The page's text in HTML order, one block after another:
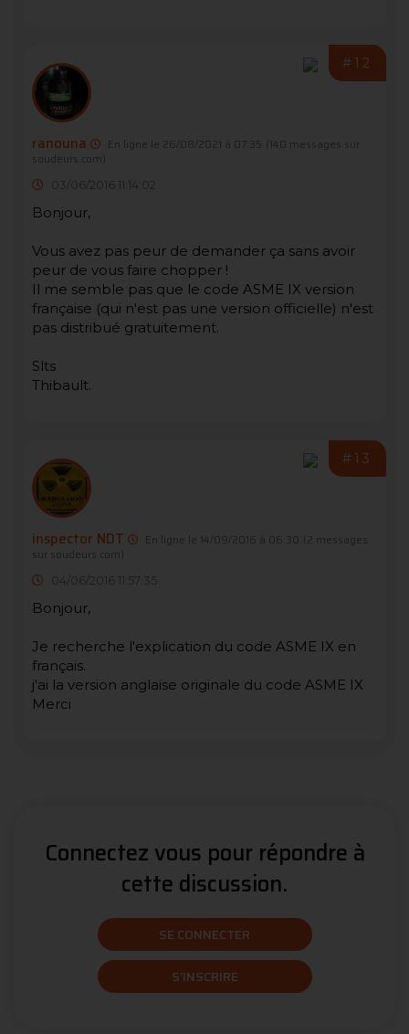
#12
ranouna En ligne le 26/08/2021 à 07:35
(140 messages sur
soudeurs.com)
03/06/2016 11:14:02
Bonjour,
Vous avez pas peur de demander ça sans avoir
peur de vous faire chopper !
Il me semble pas que le code ASME IX version
française (qui n'est pas une version officielle) n'est
pas distribué gratuitement.
Slts
Thibault.
#13
inspector NDT En ligne le 14/09/2016 à 06:30
(2 messages
sur soudeurs.com)
04/06/2016 11:57:35
Bonjour,
Je recherche l'explication du code ASME IX en
français.
j'ai la version anglaise originale du code ASME IX
Merci
Connectez vous pour répondre à
cette discussion.
SE CONNECTER
S'INSCRIRE